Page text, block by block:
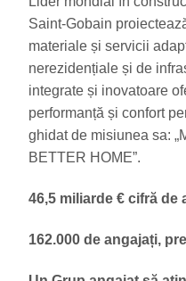
Saint-Gobain
materiale și servicii
nerezidențiale și de
integrate și inovatoare
performanță și confort
ghidat de misiunea sa:
BETTER HOME”.
46,5 miliarde € cifră de
162.000 de angajați,